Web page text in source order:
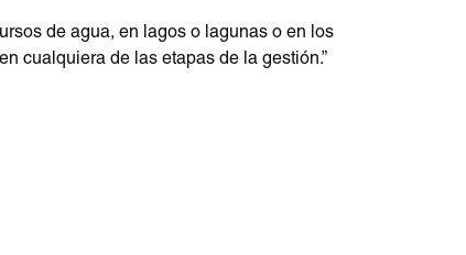
de agua, en lagos o lagunas o en los
cualquiera de las etapas de la gestión.”